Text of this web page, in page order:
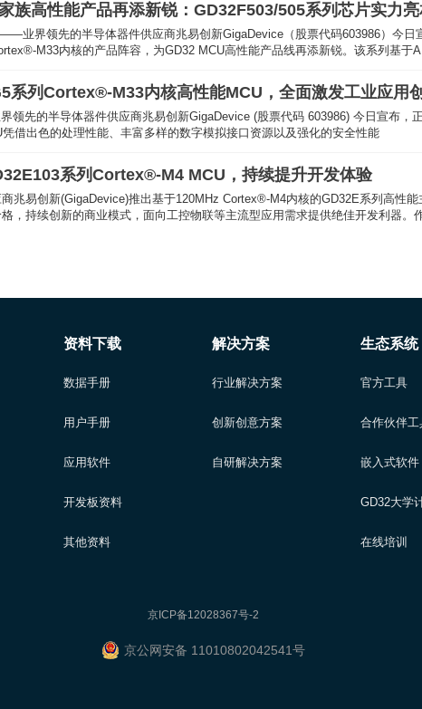
族高性能产品再添新锐：GD32F503/505系列芯片实力亮
业界领先的半导体器件供应商兆易创新GigaDevice（股票代码603986）今日
M33内核的产品阵容，为GD32 MCU高性能产品线再添新锐。该系列基于A
系列Cortex®-M33内核高性能MCU，全面激发工业应用
导体器件供应商兆易创新GigaDevice (股票代码 603986) 今日宣布，正式推出基于Arm® Cortex®-M33内
借出色的处理性能、丰富多样的数字模拟接口资源以及强化的安全性能
系列Cortex®-M4 MCU，持续提升开发体验
Cortex®-M4内核的GD32E系列高性能主流型微控制器新品，以持续领先的处理效能，持续增强的
，持续创新的商业模式，面向工控物联等主流型应用需求提供绝佳开发利器。
资料下载
数据手册
用户手册
应用软件
开发板资料
其他资料
解决方案
行业解决方案
创新创意方案
自研解决方案
生态系统
官方工具
合作伙伴工
嵌入式软件
GD32大学
在线培训
京ICP备12028367号-2
京公网安备 11010802042541号